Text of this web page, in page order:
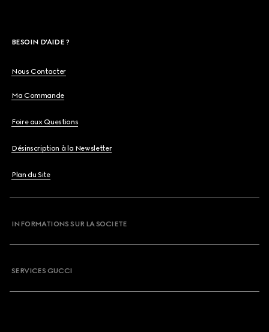
BESOIN D'AIDE ?
Nous Contacter
Ma Commande
Foire aux Questions
Désinscription à la Newsletter
Plan du Site
INFORMATIONS SUR LA SOCIETE
SERVICES GUCCI